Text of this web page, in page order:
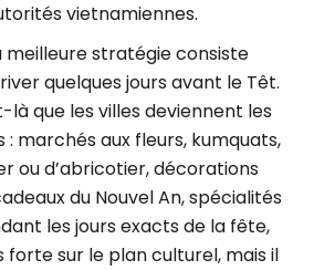
vietnamiennes.
meilleure stratégie consiste
quelques jours avant le Têt.
là que les villes deviennent les
: marchés aux fleurs, kumquats,
ou d’abricotier, décorations
du Nouvel An, spécialités
les jours exacts de la fête,
forte sur le plan culturel, mais il